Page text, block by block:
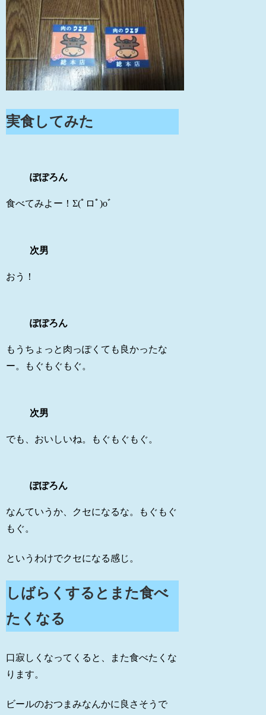
実食してみた
ぽぽろん
食べてみよー！Σ(ﾟロﾟ)oﾞ
次男
おう！
ぽぽろん
もうちょっと肉っぽくても良かったな
ー。もぐもぐもぐ。
次男
でも、おいしいね。もぐもぐもぐ。
ぽぽろん
なんていうか、クセになるな。もぐもぐ
もぐ。
というわけでクセになる感じ。
しばらくするとまた食べ
たくなる
口寂しくなってくると、また食べたくな
ります。
ビールのおつまみなんかに良さそうで